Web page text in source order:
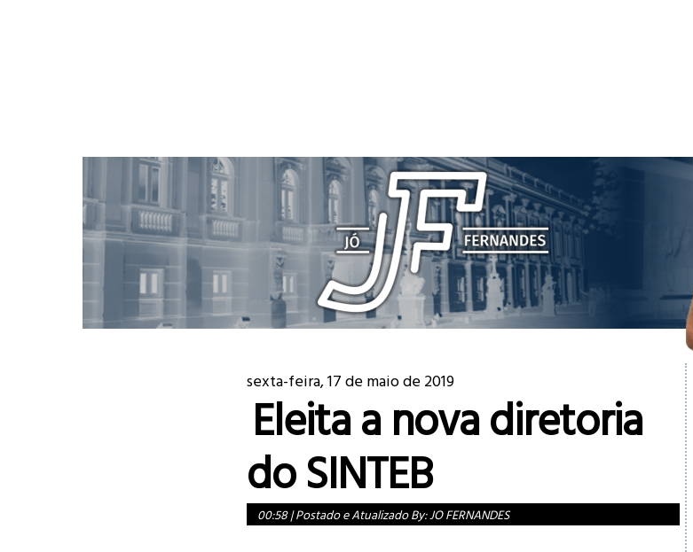
sexta-feira, 17 de maio de 2019
Eleita a nova diretoria
do SINTEB
00:58|Postado e Atualizado By:JO FERNANDES